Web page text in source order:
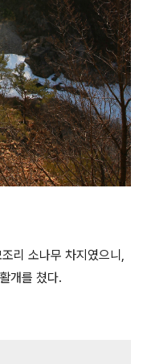
리 소나무 차지였으니,
개를 쳤다.